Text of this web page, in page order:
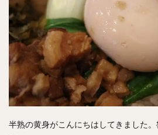
半熟の黄身がこんにちはしてきました